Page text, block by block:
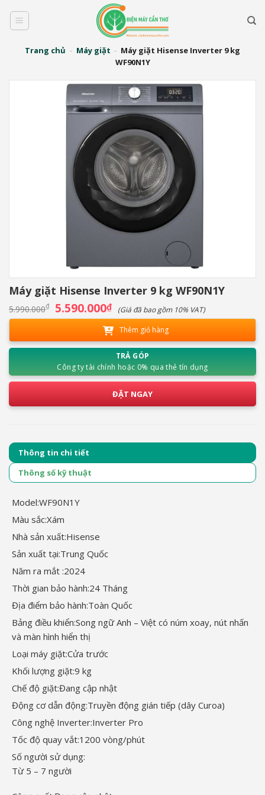
qua
Trang chủ - Máy giặt - Máy giặt Hisense Inverter 9 kg
WF90N1Y
Máy giặt Hisense Inverter 9 kg WF90N1Y
5.990.000₫ Giá
gốc
là:
5.590.000₫Giá
hiện
tại
là:
5.590.000₫.
(Giá đã bao gồm 10% VAT)
Thêm giỏ hàng
TRẢ GÓP
Công ty tài chính hoặc 0% qua thẻ tín dụng
ĐẶT NGAY
Thông tin chi tiết
Thông số kỹ thuật
Model:WF90N1Y
Màu sắc:Xám
Nhà sản xuất:Hisense
Sản xuất tại:Trung Quốc
Năm ra mắt :2024
Thời gian bảo hành:24 Tháng
Địa điểm bảo hành:Toàn Quốc
Bảng điều khiển:Song ngữ Anh – Việt có núm xoay, nút nhấn
và màn hình hiển thị
Loại máy giặt:Cửa trước
Khối lượng giặt:9 kg
Chế độ giặt:Đang cập nhật
Động cơ dẫn động:Truyền động gián tiếp (dây Curoa)
Công nghệ Inverter:Inverter Pro
Tốc độ quay vắt:1200 vòng/phút
Số người sử dụng:
Từ 5 – 7 người